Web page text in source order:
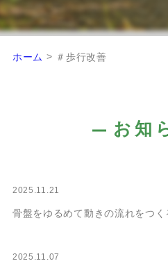
ホーム > ＃歩行改善
お知
2025.11.21
骨盤をゆるめて動きの流れをつ
2025.11.07